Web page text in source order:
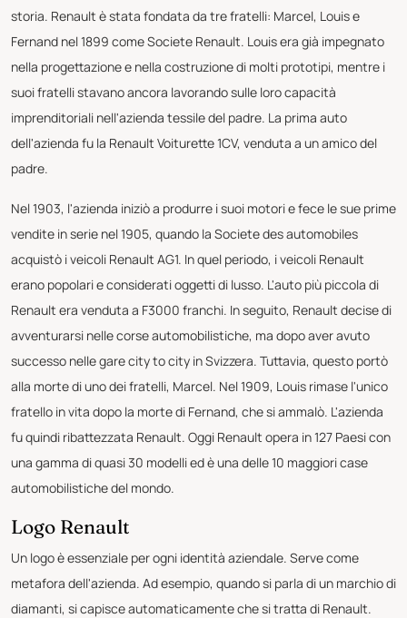
storia. Renault è stata fondata da tre fratelli: Marcel, Louis e
Fernand nel 1899 come Societe Renault. Louis era già impegnato
nella progettazione e nella costruzione di molti prototipi, mentre i
suoi fratelli stavano ancora lavorando sulle loro capacità
imprenditoriali nell'azienda tessile del padre. La prima auto
dell'azienda fu la Renault Voiturette 1CV, venduta a un amico del
padre.
Nel 1903, l'azienda iniziò a produrre i suoi motori e fece le sue prime
vendite in serie nel 1905, quando la Societe des automobiles
acquistò i veicoli Renault AG1. In quel periodo, i veicoli Renault
erano popolari e considerati oggetti di lusso. L'auto più piccola di
Renault era venduta a F3000 franchi. In seguito, Renault decise di
avventurarsi nelle corse automobilistiche, ma dopo aver avuto
successo nelle gare city to city in Svizzera. Tuttavia, questo portò
alla morte di uno dei fratelli, Marcel. Nel 1909, Louis rimase l'unico
fratello in vita dopo la morte di Fernand, che si ammalò. L'azienda
fu quindi ribattezzata Renault. Oggi Renault opera in 127 Paesi con
una gamma di quasi 30 modelli ed è una delle 10 maggiori case
automobilistiche del mondo.
Logo Renault
Un logo è essenziale per ogni identità aziendale. Serve come
metafora dell'azienda. Ad esempio, quando si parla di un marchio di
diamanti, si capisce automaticamente che si tratta di Renault.